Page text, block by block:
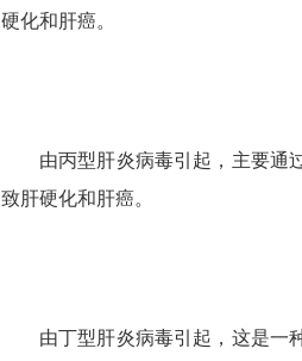
硬化和肝癌。
由丙型肝炎病毒引起，主要通
致肝硬化和肝癌。
由丁型肝炎病毒引起，这是一